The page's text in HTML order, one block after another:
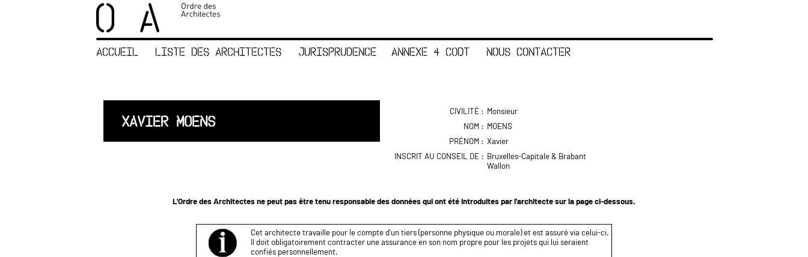
ACCUEIL LISTE DES ARCHITECTES JURISPRUDENCE ANNEXE 4 CODT NOUS CONTACTER
XAVIER MOENS
CIVILITÉ : Monsieur
NOM : MOENS
PRÉNOM : Xavier
INSCRIT AU CONSEIL DE : Bruxelles-Capitale & Brabant
Wallon
L'Ordre des Architectes ne peut pas être tenu responsable des données qui ont été introduites par l'architecte sur la page ci-dessous.
Cet architecte travaille pour le compte d’un tiers (personne physique ou morale) et est assuré via celui-ci.
Il doit obligatoirement contracter une assurance en son nom propre pour les projets qui lui seraient
confiés personnellement.